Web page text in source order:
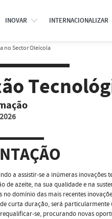
INOVAR INTERNACIONALIZAR
no Sector Oleícola
a assistir-se a inúmeras
de azeite, na sua qualidade e na
domínio das mais recentes
curta duração, será
se, procurando novas